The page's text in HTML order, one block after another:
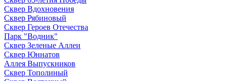
Сквер Вдохновения
Сквер Рябиновый
Сквер Героев Отечества
Парк "Водник"
Сквер Зеленые Аллеи
Сквер Юннатов
Аллея Выпускников
Сквер Тополиный